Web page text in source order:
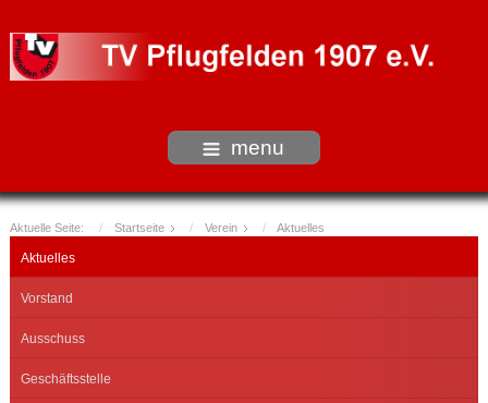
menu
Aktuelle Seite: Startseite Verein Aktuelles
Aktuelles
Vorstand
Ausschuss
Geschäftsstelle